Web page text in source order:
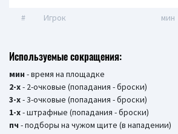
# Игрок мин
Используемые сокращения:
мин - время на площадке
2-х- 2-очковые (попадания - броски)
3-х- 3-очковые (попадания - броски)
1-х- штрафные (попадания - броски)
пч - подборы на чужом щите (в нападении)